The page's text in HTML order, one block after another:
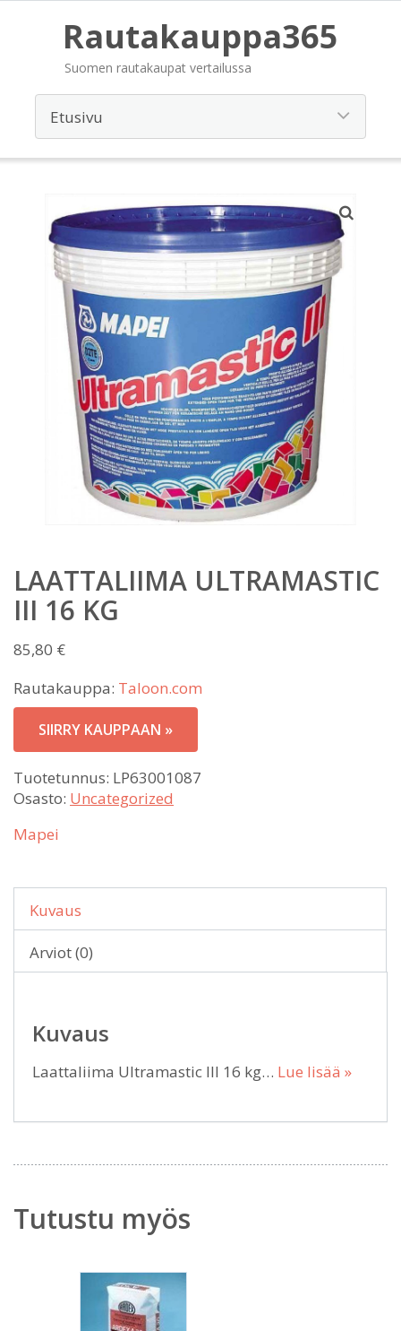
Rautakauppa365
Suomen rautakaupat vertailussa
LAATTALIIMA ULTRAMASTIC
III 16 KG
85,80 €
Rautakauppa: Taloon.com
SIIRRY KAUPPAAN »
Tuotetunnus: LP63001087
Osasto: Uncategorized
Mapei
Kuvaus
Arviot (0)
Kuvaus
Laattaliima Ultramastic III 16 kg… Lue lisää »
Tutustu myös